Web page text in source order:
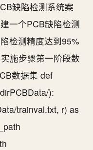
缺陷检测系统案
一个PCB缺陷检测
检测精度达到95%
施步骤第一阶段数
数据集 def
):
trainval.txt, r) as